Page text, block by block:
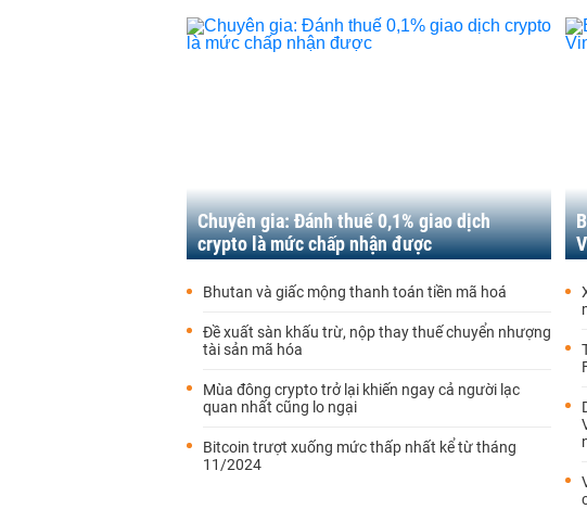
Chuyên gia: Đánh thuế 0,1% giao dịch
crypto là mức chấp nhận được
Bhutan và giấc mộng thanh toán tiền mã hoá
Đề xuất sàn khấu trừ, nộp thay thuế chuyển nhượng
tài sản mã hóa
Mùa đông crypto trở lại khiến ngay cả người lạc
quan nhất cũng lo ngại
Bitcoin trượt xuống mức thấp nhất kể từ tháng
11/2024